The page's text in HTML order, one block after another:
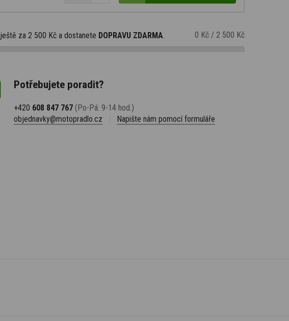
za 2 500 Kč a dostanete DOPRAVU ZDARMA. 0 Kč / 2 500 Kč
Potřebujete poradit?
+420 608 847 767 (Po-Pá: 9-14 hod.)
objednavky@motopradlo.cz
Napište nám pomocí formuláře